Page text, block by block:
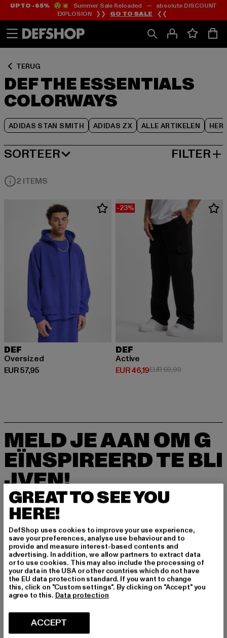
Ga
naar
Ga
naar
UP TO -65%😲💥 Summer Sale Reloaded — absolute DISCOUNT
EXPLOSION ❯❯ GO TO SALE ❮❮
TERUG
DEF THE ESSENTIALS
COLORWAYS
ADIDAS STAN SMITH ADIDAS ZX ALLE ARTIKELEN
Ga
naar
Rooster
SORTEER
MEEST POPULAIRE FILTER
2 ITEMS
DEF
Oversized
EUR 57,95
Huidige prijs: EUR 57,95
-23%
DEF
Active
EUR 46,19
Huidige prijs: EUR 46,19
EUR 59,99Actieprijs:
MELD JE AAN OM G
EÏNSPIREERD TE BLI
JVEN!
Meld je hier aan voor onze nieuwsbrief en ontv
ang in de toekomst informatie over actuele tre
nds, aanbiedingen en waardebonnen van DefS
hop per e-mail!
In welke producten bent u geïnteresseerd?
HEREN
DAMES
E-MAIL
GREAT TO SEE YOU
HERE!
DefShop uses cookies to improve your use experience,
save your preferences, analyse use behaviour and to
provide and measure interest-based contents and
advertising. In addition, we allow partners to extract data
or to use cookies. This may also include the processing of
your data in the USA or other countries which do not have
the EU data protection standard. If you want to change
this, click on "Custom settings". By clicking on "Accept" you
agree to this. Data protection
ACCEPT